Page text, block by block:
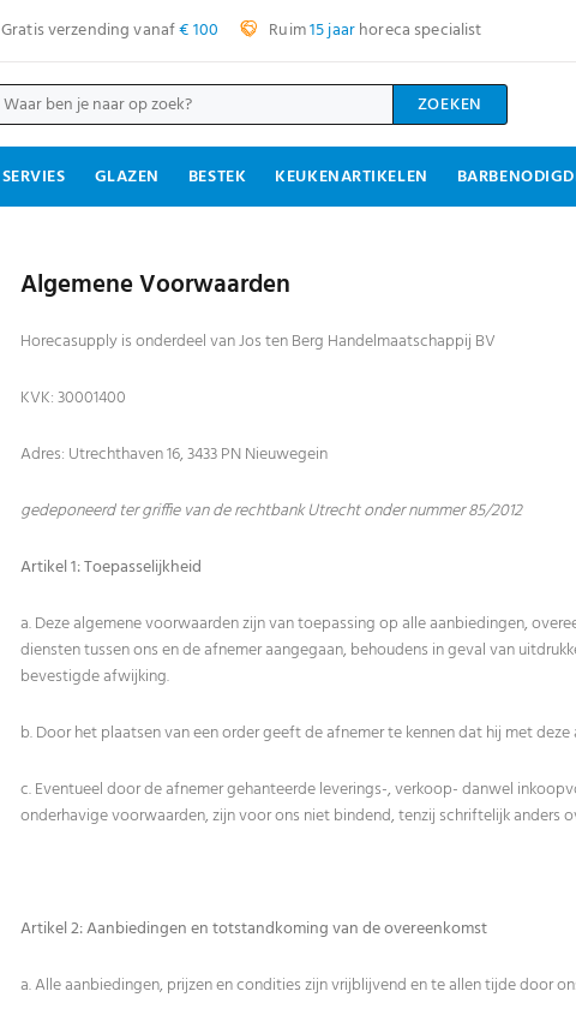
Gratis verzending vanaf€ 100 Ruim15 jaarhoreca specialist
ZOEKEN
SERVIES GLAZEN BESTEK KEUKENARTIKELEN
Algemene Voorwaarden
Horecasupply is onderdeel van Jos ten Berg Handelmaatschappij BV
KVK: 30001400
Adres: Utrechthaven 16, 3433 PN Nieuwegein
gedeponeerd ter griffie van de rechtbank Utrecht onder nummer 85/2012
Artikel 1: Toepasselijkheid
a. Deze algemene voorwaarden zijn van toepassing op alle aanbiedingen,
diensten tussen ons en de afnemer aangegaan, behoudens in geval van
bevestigde afwijking.
b. Door het plaatsen van een order geeft de afnemer te kennen dat hij met
c. Eventueel door de afnemer gehanteerde leverings-, verkoop- danwel
onderhavige voorwaarden, zijn voor ons niet bindend, tenzij schriftelijk anders
Artikel 2: Aanbiedingen en totstandkoming van de overeenkomst
a. Alle aanbiedingen, prijzen en condities zijn vrijblijvend en te allen tijde door